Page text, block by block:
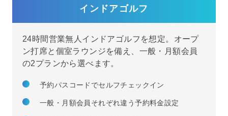
インドアゴルフ
24時間営業無人インドアゴルフを想定。オープ
ン打席と個室ラウンジを備え、一般・月額会員
の2プランから選べます。
予約パスコードでセルフチェックイン
一般・月額会員それぞれ違う予約料金設定